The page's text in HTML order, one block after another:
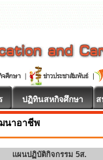
ปฏิทินสหกิจศึกษา
นาอาชีพ
แผนปฏิบัติกิจกรรม 5ส.